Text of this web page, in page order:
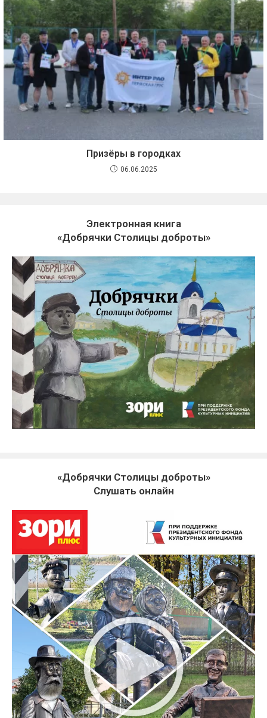
Призёры в городках
06.06.2025
Электронная книга
«Добрячки Столицы доброты»
«Добрячки Столицы доброты»
Слушать онлайн